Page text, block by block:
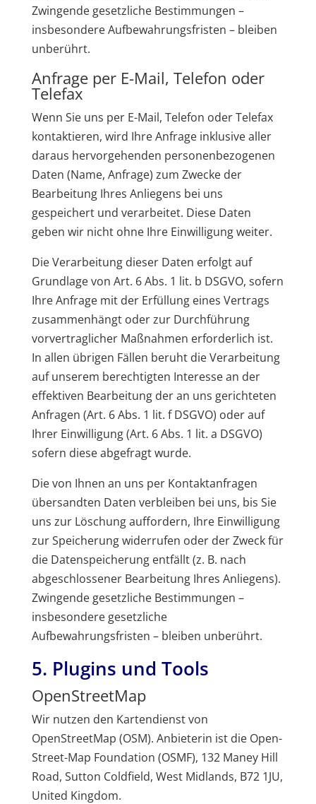
Zwingende gesetzliche Bestimmungen –
insbesondere Aufbewahrungsfristen – bleiben
unberührt.
Anfrage per E-Mail, Telefon oder
Telefax
Wenn Sie uns per E-Mail, Telefon oder Telefax
kontaktieren, wird Ihre Anfrage inklusive aller
daraus hervorgehenden personenbezogenen
Daten (Name, Anfrage) zum Zwecke der
Bearbeitung Ihres Anliegens bei uns
gespeichert und verarbeitet. Diese Daten
geben wir nicht ohne Ihre Einwilligung weiter.
Die Verarbeitung dieser Daten erfolgt auf
Grundlage von Art. 6 Abs. 1 lit. b DSGVO, sofern
Ihre Anfrage mit der Erfüllung eines Vertrags
zusammenhängt oder zur Durchführung
vorvertraglicher Maßnahmen erforderlich ist.
In allen übrigen Fällen beruht die Verarbeitung
auf unserem berechtigten Interesse an der
effektiven Bearbeitung der an uns gerichteten
Anfragen (Art. 6 Abs. 1 lit. f DSGVO) oder auf
Ihrer Einwilligung (Art. 6 Abs. 1 lit. a DSGVO)
sofern diese abgefragt wurde.
Die von Ihnen an uns per Kontaktanfragen
übersandten Daten verbleiben bei uns, bis Sie
uns zur Löschung auffordern, Ihre Einwilligung
zur Speicherung widerrufen oder der Zweck für
die Datenspeicherung entfällt (z. B. nach
abgeschlossener Bearbeitung Ihres Anliegens).
Zwingende gesetzliche Bestimmungen –
insbesondere gesetzliche
Aufbewahrungsfristen – bleiben unberührt.
5. Plugins und Tools
OpenStreetMap
Wir nutzen den Kartendienst von
OpenStreetMap (OSM). Anbieterin ist die Open-
Street-Map Foundation (OSMF), 132 Maney Hill
Road, Sutton Coldfield, West Midlands, B72 1JU,
United Kingdom.